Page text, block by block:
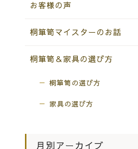
お客様の声
桐箪笥マイスターのお話
桐箪笥＆家具の選び方
桐箪笥の選び方
家具の選び方
月別アーカイブ